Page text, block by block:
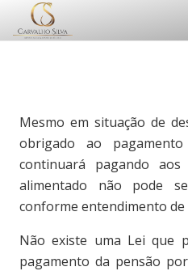
Mesmo em situação de
obrigado ao
continuará pagando
alimentado não pode
conforme entendimento
Não existe uma Lei que
pagamento da pensão